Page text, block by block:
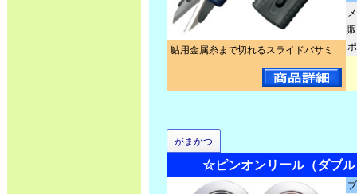
鮎用金属糸まで切れるスライドバサミ
がまかつ
☆ピンオンリール（ダブル